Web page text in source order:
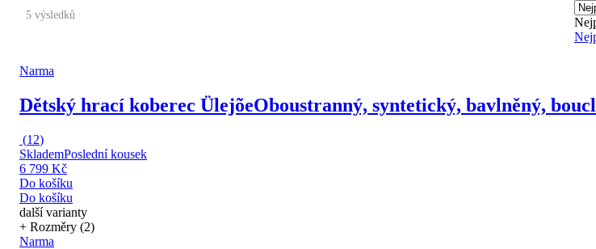
5 výsledků
Narma
Dětský hrací koberec ÜlejõeOboustranný, syntetický, bavlněný,
(12)
SklademPoslední kousek
6 799 Kč
Do košíku
Do košíku
další varianty
+ Rozměry (2)
Narma